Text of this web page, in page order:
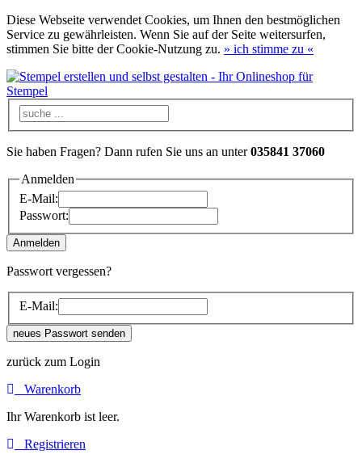
Diese Webseite verwendet Cookies, um Ihnen den bestmöglichen
Service zu gewährleisten. Wenn Sie auf der Seite weitersurfen,
stimmen Sie bitte der Cookie-Nutzung zu. » ich stimme zu «
Sie haben Fragen? Dann rufen Sie uns an unter035841 37060
Anmelden
E-Mail:
Passwort:
Passwort vergessen?
E-Mail:
zurück zum Login
Warenkorb
Ihr Warenkorb ist leer.
Registrieren